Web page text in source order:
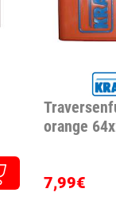
orange
7,99€